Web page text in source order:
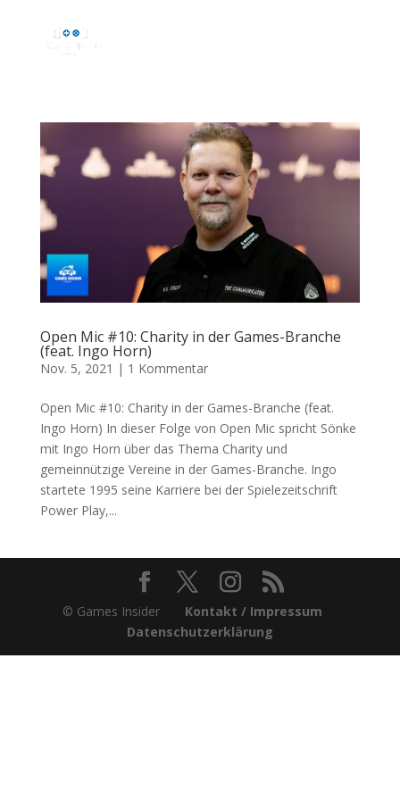
Open Mic #10: Charity in der Games-Branche
(feat. Ingo Horn)
Nov. 5, 2021 | 1 Kommentar
Open Mic #10: Charity in der Games-Branche (feat.
Ingo Horn) In dieser Folge von Open Mic spricht Sönke
mit Ingo Horn über das Thema Charity und
gemeinnützige Vereine in der Games-Branche. Ingo
startete 1995 seine Karriere bei der Spielezeitschrift
Power Play,...
© Games Insider Kontakt / Impressum
Datenschutzerklärung